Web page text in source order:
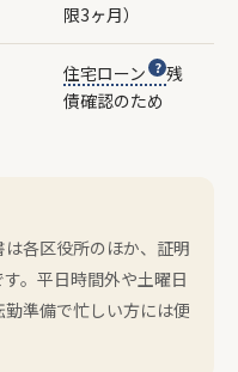
限3ヶ月）
住宅ローン
残
債確認のため
各区役所のほか、証明
。平日時間外や土曜日
準備で忙しい方には便